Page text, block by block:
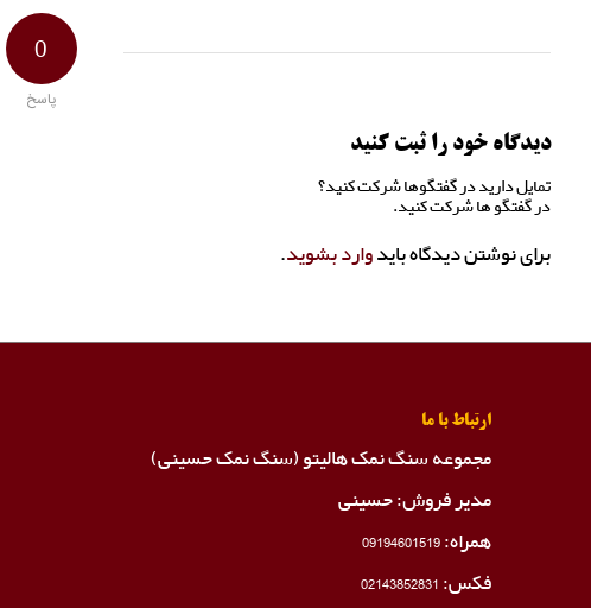
0
پاسخ
دیدگاه خود را ثبت کنید
تمایل دارید در گفتگوها شرکت کنید؟
در گفتگو ها شرکت کنید.
برای نوشتن دیدگاه بایدوارد بشوید.
ارتباط با ما
مجموعه سنگ نمک هالیتو (سنگ نمک حسینی)
مدیر فروش: حسینی
همراه:09194601519
فکس:02143852831